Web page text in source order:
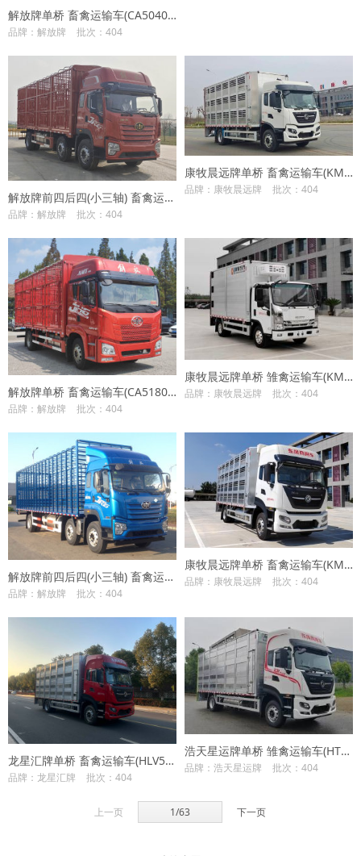
解放牌单桥 畜禽运输车(CA5040CCQP40K61L2E6A85)
品牌：解放牌 批次：404
解放牌前四后四(小三轴) 畜禽运输车(CA5250CCQP28K2L5T3E6A80)
品牌：解放牌 批次：404
康牧晨远牌单桥 畜禽运输车(KMH5180CCQD6)
品牌：康牧晨远牌 批次：404
解放牌单桥 畜禽运输车(CA5180CCQP26K2L2E6A80)
品牌：解放牌 批次：404
康牧晨远牌单桥 雏禽运输车(KMH5040XCQQ6)
品牌：康牧晨远牌 批次：404
解放牌前四后四(小三轴) 畜禽运输车(CA5250CCQP28K8L7T3NE6A90)
品牌：解放牌 批次：404
康牧晨远牌单桥 畜禽运输车(KMH5180CCQD6L)
品牌：康牧晨远牌 批次：404
龙星汇牌单桥 畜禽运输车(HLV5181CCQD6)
品牌：龙星汇牌 批次：404
浩天星运牌单桥 雏禽运输车(HTX5181XCQHM6)
品牌：浩天星运牌 批次：404
上一页 1/63 下一页